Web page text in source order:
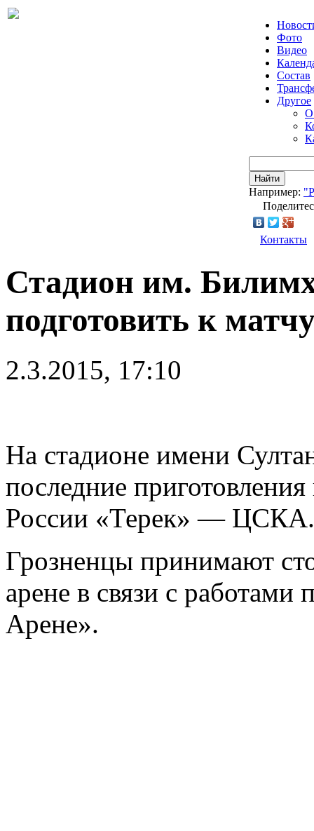
Фото
Видео
Состав
Другое
О
Найти
Например:
Контакты
Стадион им.
подготовить к
2.3.2015, 17:10
На стадионе имени
последние
России «Терек» — ЦСКА.
Грозненцы принимают
арене в связи с работами
Арене».